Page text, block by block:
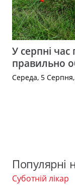
У серпні
правильно
Середа, 5
Популярні
Суботній лікар